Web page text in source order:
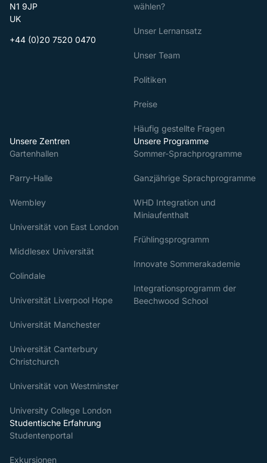
N1 9JP
UK
+44 (0)20 7520 0470
wählen?
Unser Lernansatz
Unser Team
Politiken
Preise
Häufig gestellte Fragen
Unsere Zentren
Gartenhallen
Parry-Halle
Wembley
Universität von East London
Middlesex Universität
Colindale
Universität Liverpool Hope
Universität Manchester
Universität Canterbury
Christchurch
Universität von Westminster
University College London
Unsere Programme
Sommer-Sprachprogramme
Ganzjährige Sprachprogramme
WHD Integration und
Miniaufenthalt
Frühlingsprogramm
Innovate Sommerakademie
Integrationsprogramm der
Beechwood School
Studentische Erfahrung
Studentenportal
Exkursionen